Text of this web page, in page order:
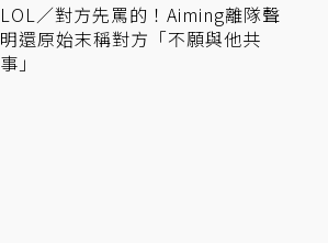
LOL／對方先罵的！Aiming離隊聲
明還原始末稱對方「不願與他共
事」